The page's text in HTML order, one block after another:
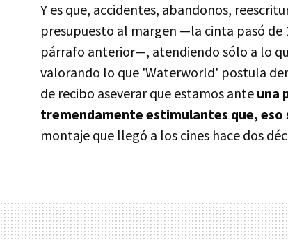
Y es que, accidentes, abandonos,
presupuesto al margen —la cinta pasó de
párrafo anterior—, atendiendo sólo a lo
valorando lo que 'Waterworld' postula
de recibo aseverar que estamos ante una
tremendamente estimulantes que,
montaje que llegó a los cines hace dos